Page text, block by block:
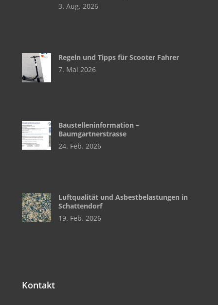
3. Aug. 2026
Regeln und Tipps für Scooter Fahrer
7. Mai 2026
Baustelleninformation –
Baumgartnerstrasse
24. Feb. 2026
Luftqualität und Asbestbelastungen in
Schattendorf
19. Feb. 2026
Kontakt